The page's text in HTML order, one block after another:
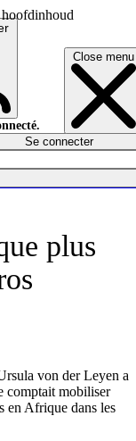
Close menu
Se connecter
plus
von der Leyen a
comptait mobiliser
en Afrique dans les